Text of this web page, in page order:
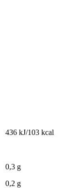
436 kJ/103 kcal
0,3 g
0,2 g